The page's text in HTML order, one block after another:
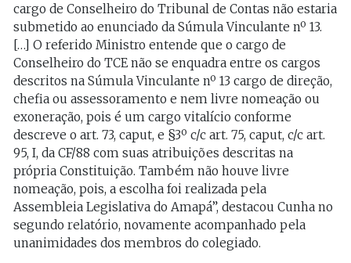
cargo de Conselheiro do Tribunal de Contas não estaria
submetido ao enunciado da Súmula Vinculante nº 13.
[…] O referido Ministro entende que o cargo de
Conselheiro do TCE não se enquadra entre os cargos
descritos na Súmula Vinculante nº 13 cargo de direção,
chefia ou assessoramento e nem livre nomeação ou
exoneração, pois é um cargo vitalício conforme
descreve o art. 73, caput, e §3º c/c art. 75, caput, c/c art.
95, I, da CF/88 com suas atribuições descritas na
própria Constituição. Também não houve livre
nomeação, pois, a escolha foi realizada pela
Assembleia Legislativa do Amapá”, destacou Cunha no
segundo relatório, novamente acompanhado pela
unanimidades dos membros do colegiado.